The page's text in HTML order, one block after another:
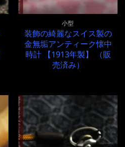
小型
装飾の綺麗なスイス製の
金無垢アンティーク懐中
時計 【1913年製】 （販
売済み）